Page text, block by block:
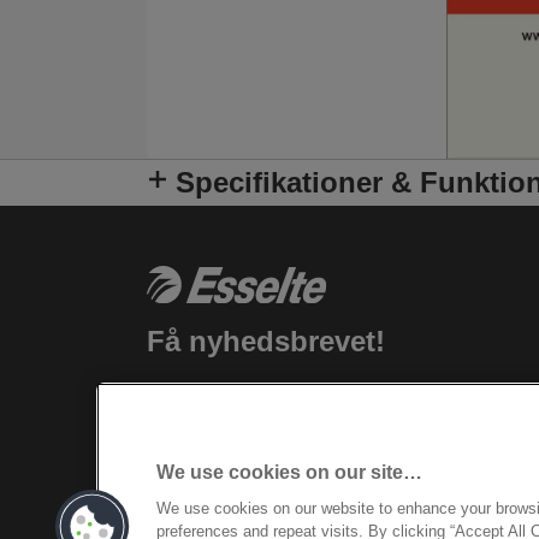
Specifikationer &
Få nyhedsbrevet!
Hold dig up-to-date om Esselte
REGISTRER DIG NU
We use cookies on our site…
We use cookies on our website to enhance your
preferences and repeat visits. By clicking “Accept All